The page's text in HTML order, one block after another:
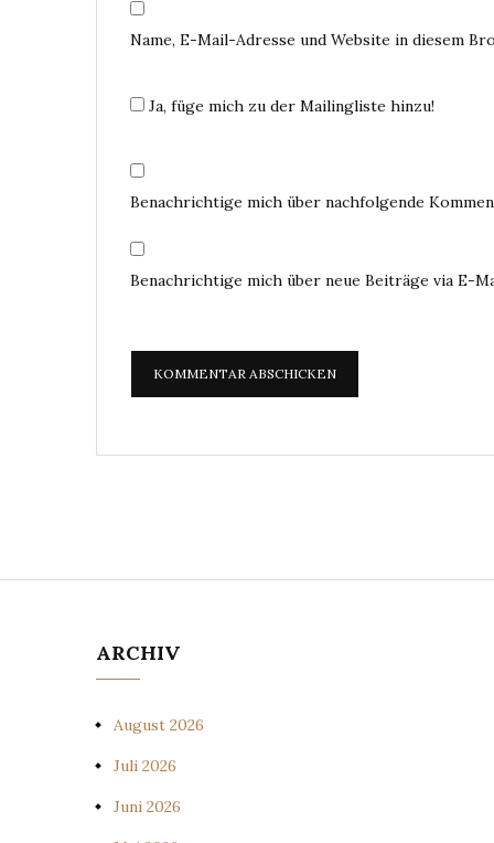
Name, E-Mail-Adresse und Website in diesem
Ja, füge mich zu der Mailingliste hinzu!
Benachrichtige mich über nachfolgende
Benachrichtige mich über neue Beiträge via E-
ARCHIV
August 2026
Juli 2026
Juni 2026